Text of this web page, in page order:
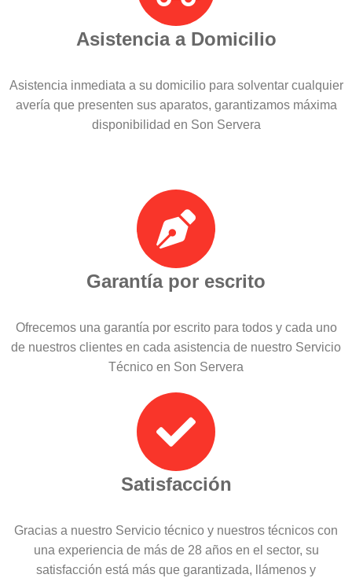
Asistencia a Domicilio
Asistencia inmediata a su domicilio para solventar cualquier
avería que presenten sus aparatos, garantizamos máxima
disponibilidad en Son Servera
Garantía por escrito
Ofrecemos una garantía por escrito para todos y cada uno
de nuestros clientes en cada asistencia de nuestro Servicio
Técnico en Son Servera
Satisfacción
Gracias a nuestro Servicio técnico y nuestros técnicos con
una experiencia de más de 28 años en el sector, su
satisfacción está más que garantizada, llámenos y